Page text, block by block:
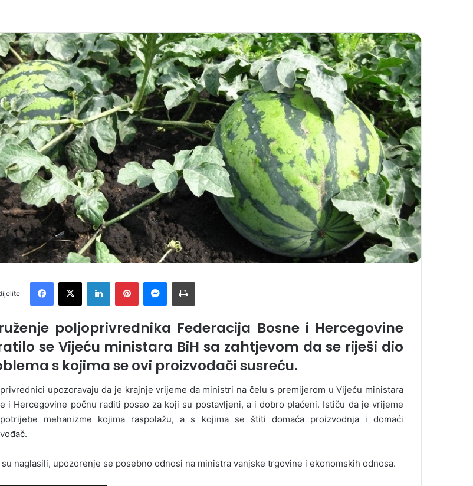
poljoprivrednika Federacija Bosne i Hercegovine
se Vijeću ministara BiH sa zahtjevom da se riješi dio
s kojima se ovi proizvođači susreću.
upozoravaju da je krajnje vrijeme da ministri na čelu s premijerom u Vijeću ministara
i Hercegovine počnu raditi posao za koji su postavljeni, a i dobro plaćeni. Ističu da je vrijeme
mehanizme kojima raspolažu, a s kojima se štiti domaća proizvodnja i domaći
su naglasili, upozorenje se posebno odnosi na ministra vanjske trgovine i ekonomskih odnosa.